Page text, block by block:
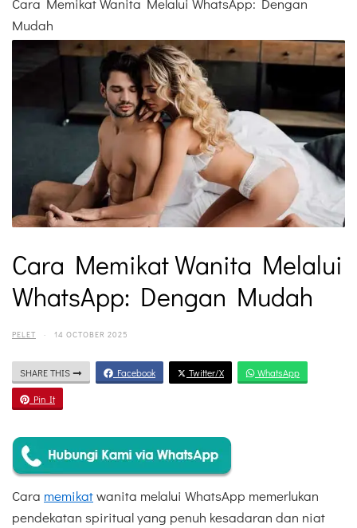
Mudah
Cara Memikat Wanita Melalui
WhatsApp: Dengan Mudah
PELET · 14 OCTOBER 2025
SHARE THIS Facebook Twitter/X WhatsApp
Pin It
Cara memikatwanita melalui WhatsApp memerlukan
pendekatan spiritual yang penuh kesadaran dan niat